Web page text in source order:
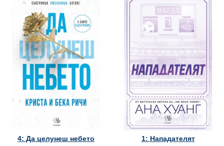
4: Да целунеш небето 1: Нападателят